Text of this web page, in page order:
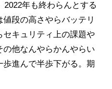
2022年も終わらんとする
段の高さやらバッテリ
セキュリティ上の課題や
の他なんやらかんやらい
進んで半歩下がる。期